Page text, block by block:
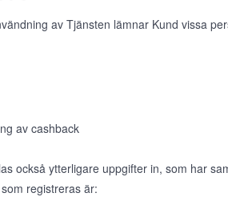
av Tjänsten lämnar Kund vissa
av cashback
också ytterligare uppgifter in, som har
registreras är: